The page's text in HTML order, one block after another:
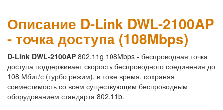
Описание D-Link DWL-2100AP
- точка доступа (108Mbps)
D-Link DWL-2100AP 802.11g 108Mbps - беспроводная точка
доступа поддерживает скорость беспроводного соединения до
108 Мбит/с (турбо режим), в тоже время, сохраняя
совместимость со всем существующим беспроводным
оборудованием стандарта 802.11b.